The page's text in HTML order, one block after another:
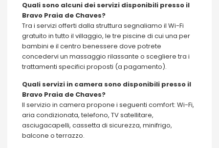
Quali sono alcuni dei servizi disponibili presso il
Bravo Praia de Chaves?
Tra i servizi offerti dalla struttura segnaliamo il Wi-Fi
gratuito in tutto il villaggio, le tre piscine di cui una per
bambini e il centro benessere dove potrete
concedervi un massaggio rilassante o scegliere tra i
trattamenti specifici proposti (a pagamento).
Quali servizi in camera sono disponibili presso il
Bravo Praia de Chaves?
Il servizio in camera propone i seguenti comfort: Wi-Fi,
aria condizionata, telefono, TV satellitare,
asciugacapelli, cassetta di sicurezza, minifrigo,
balcone o terrazzo.